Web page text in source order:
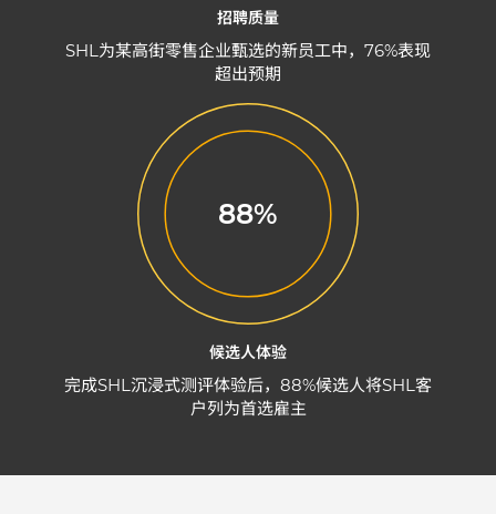
招聘质量
SHL为某高街零售企业甄选的新员工中，76%表现
超出预期
88%
候选人体验
完成SHL沉浸式测评体验后，88%候选人将SHL客
户列为首选雇主